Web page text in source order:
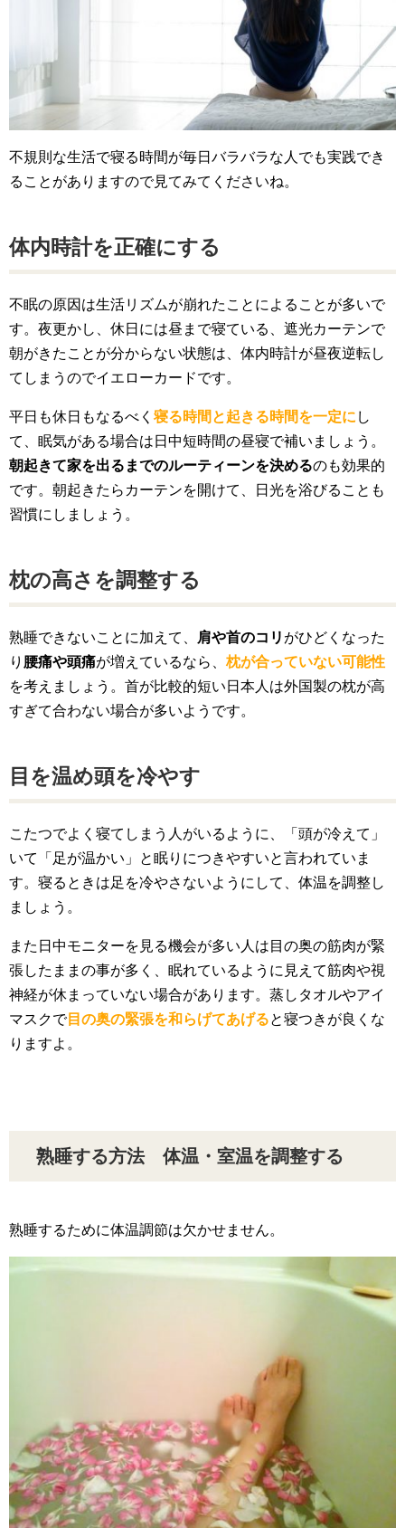
不規則な生活で寝る時間が毎日バラバラな人でも実践でき
ることがありますので見てみてくださいね。
体内時計を正確にする
不眠の原因は生活リズムが崩れたことによることが多いで
す。夜更かし、休日には昼まで寝ている、遮光カーテンで
朝がきたことが分からない状態は、体内時計が昼夜逆転し
てしまうのでイエローカードです。
平日も休日もなるべく 寝る時間と起きる時間を一定に し
て、眠気がある場合は日中短時間の昼寝で補いましょう。
朝起きて家を出るまでのルーティーンを決めるのも効果的
です。朝起きたらカーテンを開けて、日光を浴びることも
習慣にしましょう。
枕の高さを調整する
熟睡できないことに加えて、 肩や首のコリ がひどくなった
り 腰痛や頭痛が増えているなら、 枕が合っていない可能性
を考えましょう。首が比較的短い日本人は外国製の枕が高
すぎて合わない場合が多いようです。
目を温め頭を冷やす
こたつでよく寝てしまう人がいるように、「頭が冷えて」
いて「足が温かい」と眠りにつきやすいと言われていま
す。寝るときは足を冷やさないようにして、体温を調整し
ましょう。
また日中モニターを見る機会が多い人は目の奥の筋肉が緊
張したままの事が多く、眠れているように見えて筋肉や視
神経が休まっていない場合があります。蒸しタオルやアイ
マスクで目の奥の緊張を和らげてあげると寝つきが良くな
りますよ。
熟睡する方法 体温・室温を調整する
熟睡するために体温調節は欠かせません。